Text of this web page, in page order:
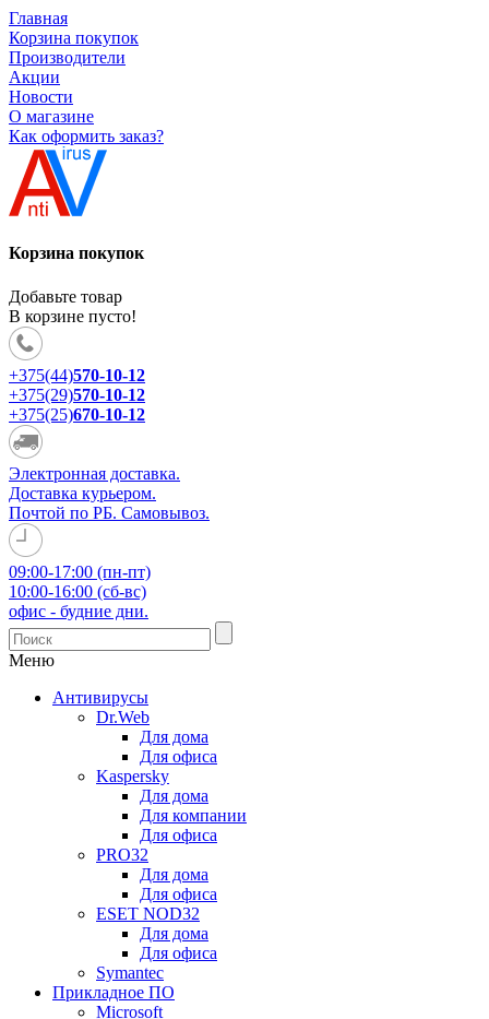
Главная
Корзина покупок
Производители
Акции
Новости
О магазине
Как оформить заказ?
Корзина покупок
Добавьте товар
В корзине пусто!
+375(44)570-10-12
+375(29)570-10-12
+375(25)670-10-12
Электронная доставка.
Доставка курьером.
Почтой по РБ. Самовывоз.
09:00-17:00 (пн-пт)
10:00-16:00 (сб-вс)
офис - будние дни.
Меню
Антивирусы
Dr.Web
Для дома
Для офиса
Kaspersky
Для дома
Для компании
Для офиса
PRO32
Для дома
Для офиса
ESET NOD32
Для дома
Для офиса
Symantec
Прикладное ПО
Microsoft